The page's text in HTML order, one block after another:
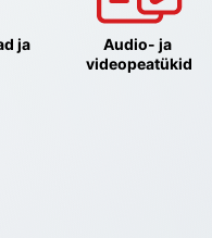
ja
Audio- ja
videopeatükid